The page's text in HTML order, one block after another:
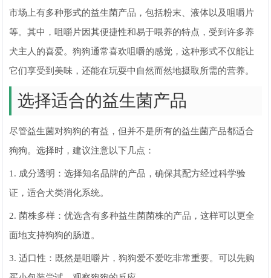
市场上有多种形式的益生菌产品，包括粉末、液体以及咀嚼片
等。其中，咀嚼片因其便捷性和易于喂养的特点，受到许多养
犬主人的喜爱。狗狗通常喜欢咀嚼的感觉，这种形式不仅能让
它们享受到美味，还能在玩耍中自然而然地摄取所需的营养。
选择适合的益生菌产品
尽管益生菌对狗狗的有益，但并不是所有的益生菌产品都适合
狗狗。选择时，建议注意以下几点：
1. 成分透明：选择知名品牌的产品，确保其配方经过科学验
证，适合犬类消化系统。
2. 菌株多样：优选含有多种益生菌菌株的产品，这样可以更全
面地支持狗狗的肠道。
3. 适口性：既然是咀嚼片，狗狗爱不爱吃非常重要。可以先购